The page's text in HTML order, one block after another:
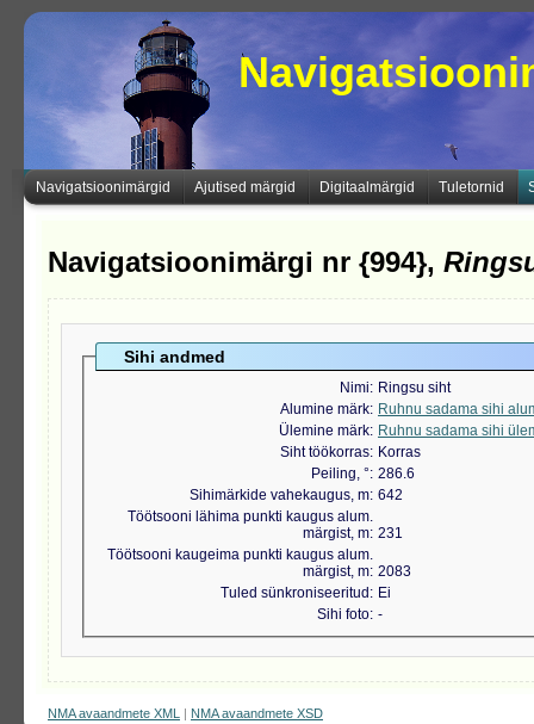
Navigatsioonimärgid Ajutised märgid Digitaalmärgid Tuletornid
Navigatsioonimärgi nr {994},
Sihi andmed
Nimi
Ringsu siht
Alumine märk
Ruhnu sadama sihi
Ülemine märk
Ruhnu sadama sihi
Siht töökorras
Korras
Peiling, ° 286.6
Sihimärkide vahekaugus, m 642
Töötsooni lähima punkti kaugus alum.
märgist, m 231
Töötsooni kaugeima punkti kaugus alum.
märgist, m 2083
Tuled sünkroniseeritud
Ei
Sihi foto -
NMA avaandmete XML | NMA avaandmete XSD